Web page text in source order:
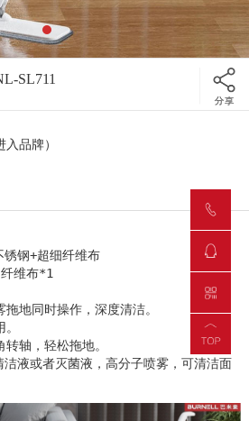
SL711
品牌）
钢+超细纤维布
维布*1
地同时操作，深度清洁。
轴，轻松拖地。
液或者灭菌液，高分子喷雾，可清洁面